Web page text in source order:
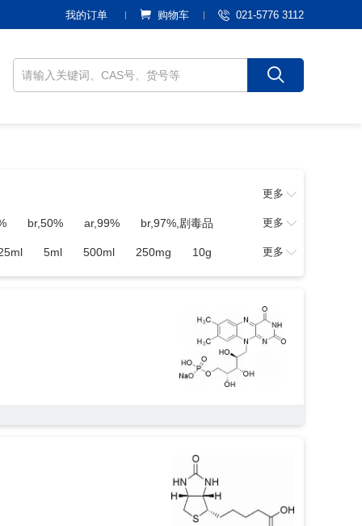
我的订单 购物车 021-5776 3112
更多
br,50% ar,99%
br,97%,剧毒品
br,98%,≥10 ar,95% ca 80%
更多
5ml 500ml 250mg 10g 更多